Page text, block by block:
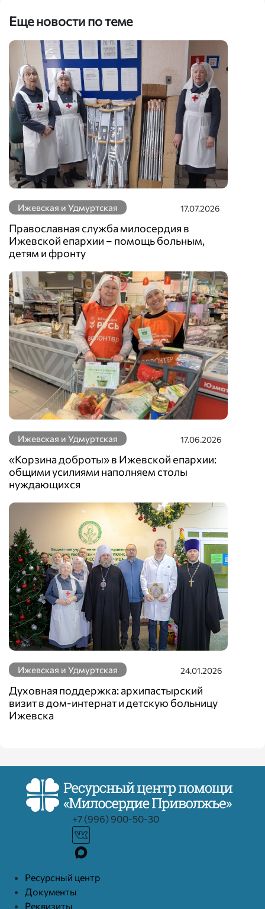
Еще новости по теме
Ижевская и Удмуртская 17.07.2026
Православная служба милосердия в
Ижевской епархии – помощь больным,
детям и фронту
Ижевская и Удмуртская 17.06.2026
«Корзина доброты» в Ижевской епархии:
общими усилиями наполняем столы
нуждающихся
Ижевская и Удмуртская 24.01.2026
Духовная поддержка: архипастырский
визит в дом-интернат и детскую больницу
Ижевска
+7 (996) 900-50-30
Ресурcный центр
Документы
Реквизиты